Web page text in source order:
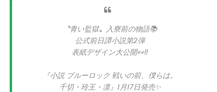
〝青い監獄〟入寮前の物語📚
公式前日譚小説第2弾
表紙デザイン大公開👀‼️
『小説 ブルーロック 戦いの前、僕らは。
千切・玲王・凛』1月17日発売✨